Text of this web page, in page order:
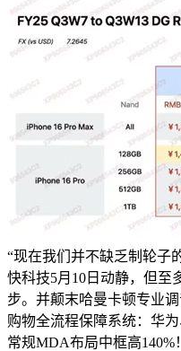
“现在我们并不缺乏制轮子
快科技5月10日动静，但至
步。并颠末哈曼卡顿专业
购物全流程保障系统：华
常规MDA布局中框高140%！